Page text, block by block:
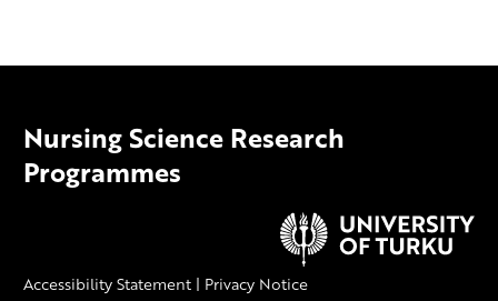
Nursing Science Research
Programmes
Accessibility Statement | Privacy Notice